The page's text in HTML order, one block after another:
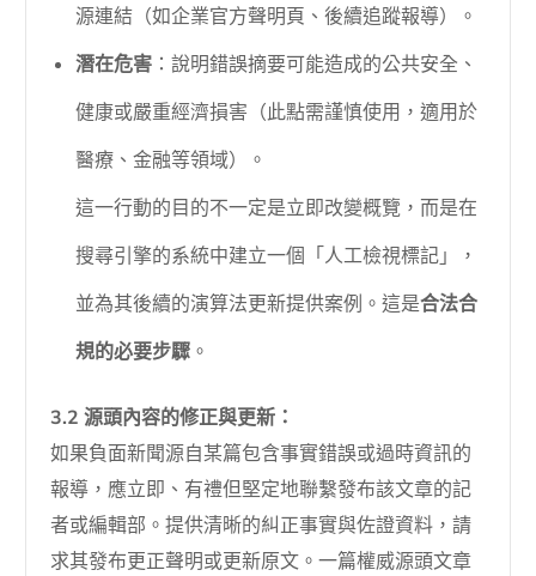
源連結（如企業官方聲明頁、後續追蹤報導）。
潛在危害 ：說明錯誤摘要可能造成的公共安全、
健康或嚴重經濟損害（此點需謹慎使用，適用於
醫療、金融等領域）。
這一行動的目的不一定是立即改變概覽，而是在
搜尋引擎的系統中建立一個「人工檢視標記」，
並為其後續的演算法更新提供案例。這是合法合
規的必要步驟 。
3.2 源頭內容的修正與更新：
如果負面新聞源自某篇包含事實錯誤或過時資訊的
報導，應立即、有禮但堅定地聯繫發布該文章的記
者或編輯部。提供清晰的糾正事實與佐證資料，請
求其發布更正聲明或更新原文。一篇權威源頭文章